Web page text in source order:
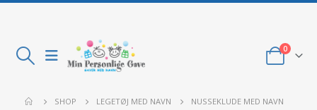
0
SHOP LEGETØJ MED NAVN NUSSEKLUDE MED NAVN